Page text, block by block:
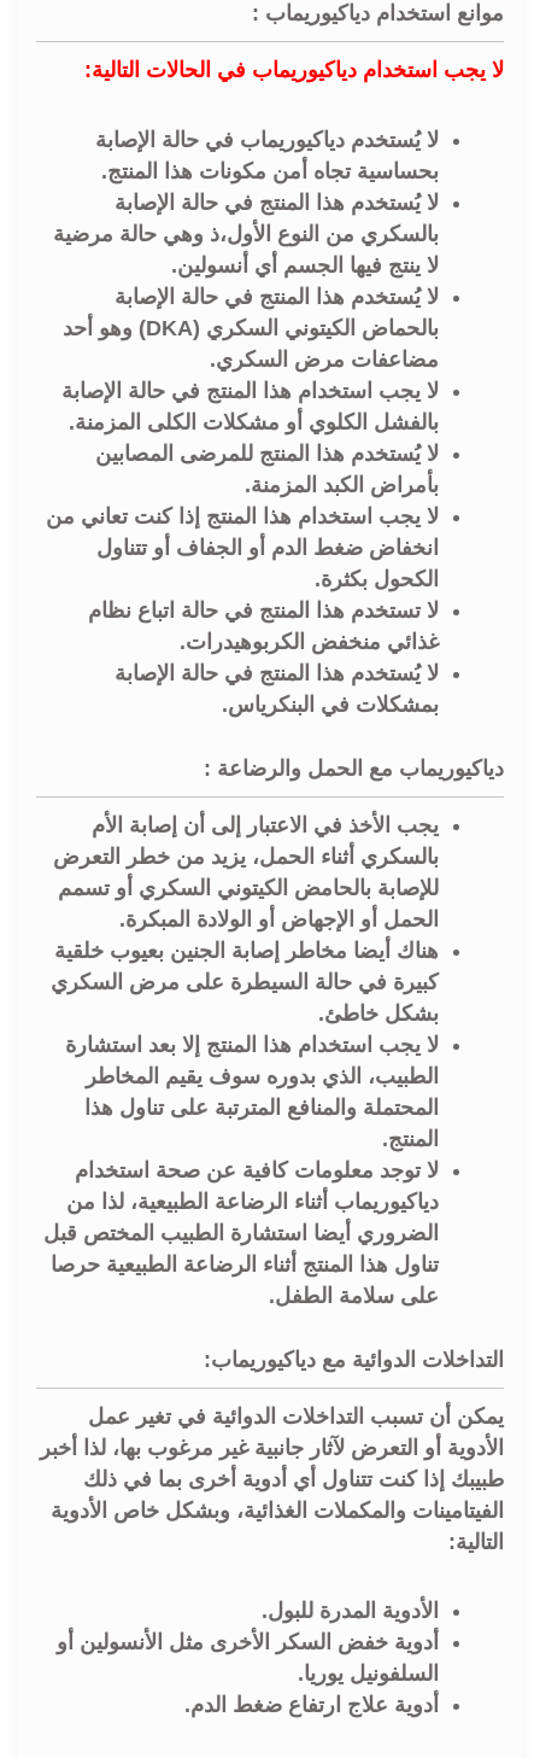
موانع استخدام دياكيوريماب :
لا يجب استخدام دياكيوريماب في الحالات التالية:
لا يُستخدم دياكيوريماب في حالة الإصابة
بحساسية تجاه أمن مكونات هذا المنتج.
لا يُستخدم هذا المنتج في حالة الإصابة
بالسكري من النوع الأول،ذ وهي حالة مرضية
لا ينتج فيها الجسم أي أنسولين.
لا يُستخدم هذا المنتج في حالة الإصابة
بالحماض الكيتوني السكري (DKA) وهو أحد
مضاعفات مرض السكري.
لا يجب استخدام هذا المنتج في حالة الإصابة
بالفشل الكلوي أو مشكلات الكلى المزمنة.
لا يُستخدم هذا المنتج للمرضى المصابين
بأمراض الكبد المزمنة.
لا يجب استخدام هذا المنتج إذا كنت تعاني من
انخفاض ضغط الدم أو الجفاف أو تتناول
الكحول بكثرة.
لا تستخدم هذا المنتج في حالة اتباع نظام
غذائي منخفض الكربوهيدرات.
لا يُستخدم هذا المنتج في حالة الإصابة
بمشكلات في البنكرياس.
دياكيوريماب مع الحمل والرضاعة :
يجب الأخذ في الاعتبار إلى أن إصابة الأم
بالسكري أثناء الحمل، يزيد من خطر التعرض
للإصابة بالحامض الكيتوني السكري أو تسمم
الحمل أو الإجهاض أو الولادة المبكرة.
هناك أيضا مخاطر إصابة الجنين بعيوب خلقية
كبيرة في حالة السيطرة على مرض السكري
بشكل خاطئ.
لا يجب استخدام هذا المنتج إلا بعد استشارة
الطبيب، الذي بدوره سوف يقيم المخاطر
المحتملة والمنافع المترتبة على تناول هذا
المنتج.
لا توجد معلومات كافية عن صحة استخدام
دياكيوريماب أثناء الرضاعة الطبيعية، لذا من
الضروري أيضا استشارة الطبيب المختص قبل
تناول هذا المنتج أثناء الرضاعة الطبيعية حرصا
على سلامة الطفل.
التداخلات الدوائية مع دياكيوريماب:
يمكن أن تسبب التداخلات الدوائية في تغير عمل
الأدوية أو التعرض لآثار جانبية غير مرغوب بها، لذا أخبر
طبيبك إذا كنت تتناول أي أدوية أخرى بما في ذلك
الفيتامينات والمكملات الغذائية، وبشكل خاص الأدوية
التالية:
الأدوية المدرة للبول.
أدوية خفض السكر الأخرى مثل الأنسولين أو
السلفونيل يوريا.
أدوية علاج ارتفاع ضغط الدم.